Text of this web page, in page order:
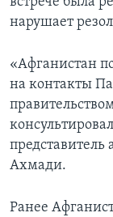
нарушает
«Афганистан
на контакты
Ахмади.
Ранее